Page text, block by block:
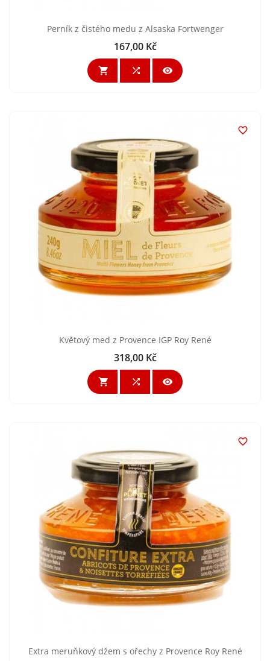
Perník z čistého medu z Alsaska Fortwenger
Cena
167,00 Kč
  

Květový med z Provence IGP Roy René
Cena
318,00 Kč
  

Extra meruňkový džem s ořechy z Provence Roy René